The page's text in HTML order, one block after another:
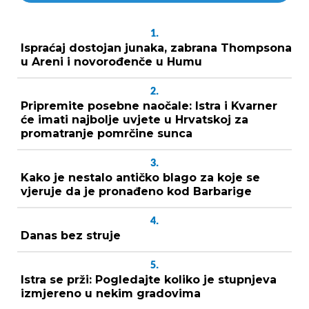
1.
Ispraćaj dostojan junaka, zabrana Thompsona
u Areni i novorođenče u Humu
2.
Pripremite posebne naočale: Istra i Kvarner
će imati najbolje uvjete u Hrvatskoj za
promatranje pomrčine sunca
3.
Kako je nestalo antičko blago za koje se
vjeruje da je pronađeno kod Barbarige
4.
Danas bez struje
5.
Istra se prži: Pogledajte koliko je stupnjeva
izmjereno u nekim gradovima